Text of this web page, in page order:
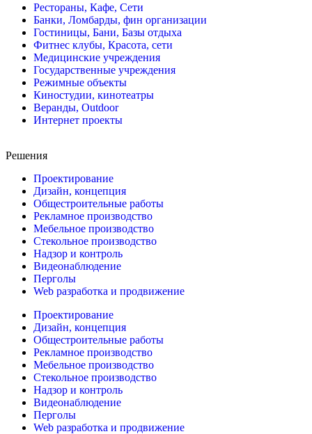
Рестораны, Кафе, Сети
Банки, Ломбарды, фин организации
Гостиницы, Бани, Базы отдыха
Фитнес клубы, Красота, сети
Медицинские учреждения
Государственные учреждения
Режимные объекты
Киностудии, кинотеатры
Веранды, Outdoor
Интернет проекты
Решения
Проектирование
Дизайн, концепция
Общестроительные работы
Рекламное производство
Мебельное производство
Стекольное производство
Надзор и контроль
Видеонаблюдение
Перголы
Web разработка и продвижение
Проектирование
Дизайн, концепция
Общестроительные работы
Рекламное производство
Мебельное производство
Стекольное производство
Надзор и контроль
Видеонаблюдение
Перголы
Web разработка и продвижение